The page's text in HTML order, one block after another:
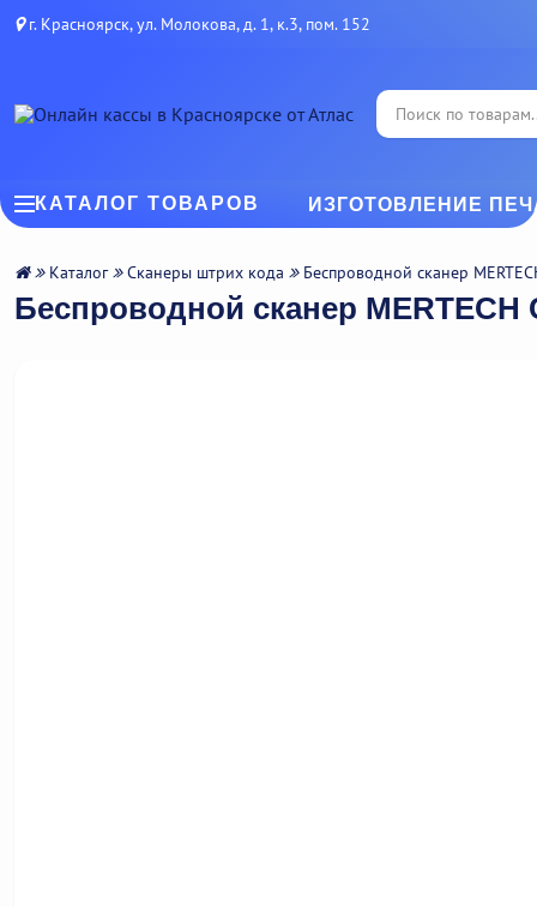
г. Красноярск, ул. Молокова, д. 1, к.3, пом. 152
КАТАЛОГ ТОВАРОВ ИЗГОТОВЛЕНИЕ
Каталог Сканеры штрих кода Беспроводной сканер
Беспроводной сканер MERTECH